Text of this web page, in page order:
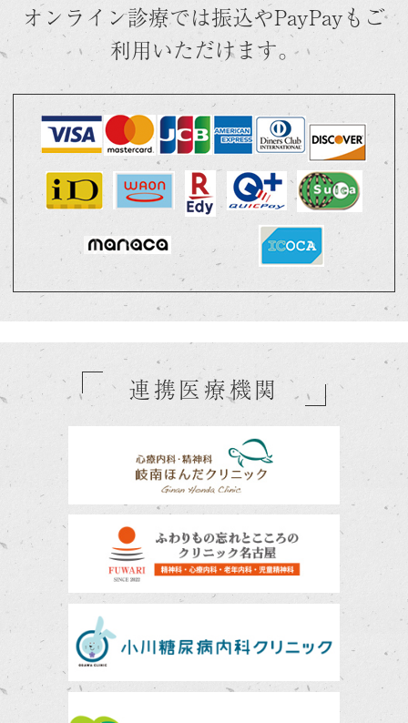
オンライン診療では振込やPayPayもご
利用いただけます。
連携医療機関